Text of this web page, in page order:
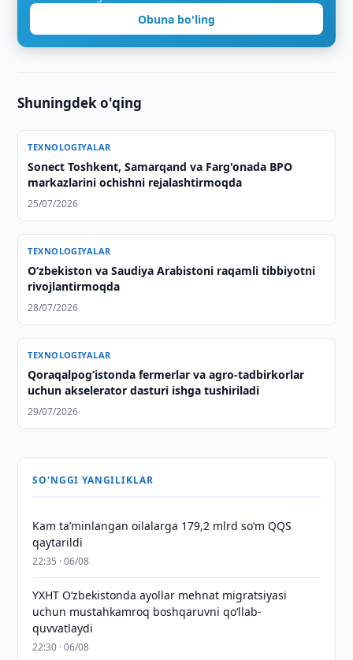
Obuna bo'ling
Shuningdek o'qing
TEXNOLOGIYALAR
Sonect Toshkent, Samarqand va Farg'onada BPO
markazlarini ochishni rejalashtirmoqda
25/07/2026
TEXNOLOGIYALAR
Oʻzbekiston va Saudiya Arabistoni raqamli tibbiyotni
rivojlantirmoqda
28/07/2026
TEXNOLOGIYALAR
Qoraqalpog‘istonda fermerlar va agro-tadbirkorlar
uchun akselerator dasturi ishga tushiriladi
29/07/2026
SO'NGGI YANGILIKLAR
Kam taʼminlangan oilalarga 179,2 mlrd so‘m QQS
qaytarildi
22:35 · 06/08
YXHT O‘zbekistonda ayollar mehnat migratsiyasi
uchun mustahkamroq boshqaruvni qo‘llab-
quvvatlaydi
22:30 · 06/08